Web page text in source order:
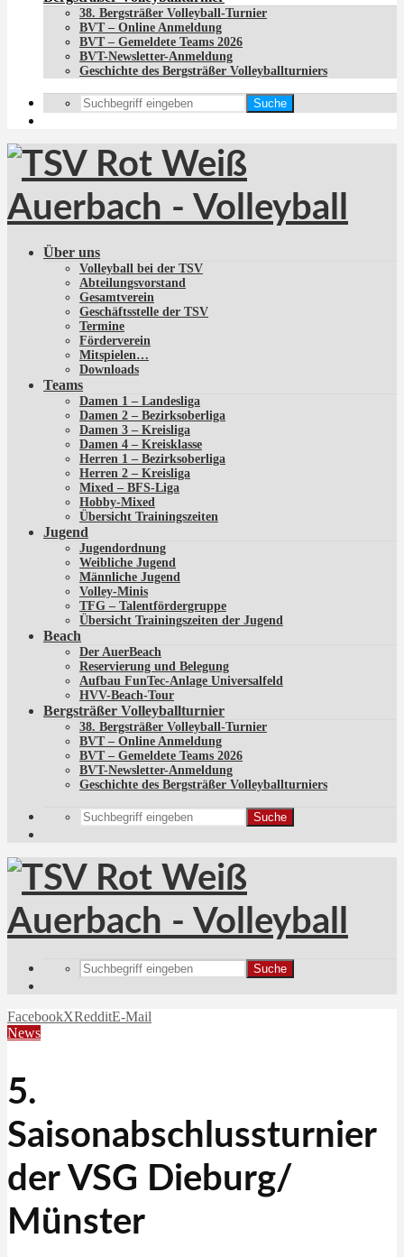
38. Bergsträßer Volleyball-Turnier
BVT – Online Anmeldung
BVT – Gemeldete Teams 2026
BVT-Newsletter-Anmeldung
Geschichte des Bergsträßer Volleyballturniers
Suche
Über uns
Volleyball bei der TSV
Abteilungsvorstand
Gesamtverein
Geschäftsstelle der TSV
Termine
Förderverein
Mitspielen…
Downloads
Teams
Damen 1 – Landesliga
Damen 2 – Bezirksoberliga
Damen 3 – Kreisliga
Damen 4 – Kreisklasse
Herren 1 – Bezirksoberliga
Herren 2 – Kreisliga
Mixed – BFS-Liga
Hobby-Mixed
Übersicht Trainingszeiten
Jugend
Jugendordnung
Weibliche Jugend
Männliche Jugend
Volley-Minis
TFG – Talentfördergruppe
Übersicht Trainingszeiten der Jugend
Beach
Der AuerBeach
Reservierung und Belegung
Aufbau FunTec-Anlage Universalfeld
HVV-Beach-Tour
Bergsträßer Volleyballturnier
38. Bergsträßer Volleyball-Turnier
BVT – Online Anmeldung
BVT – Gemeldete Teams 2026
BVT-Newsletter-Anmeldung
Geschichte des Bergsträßer Volleyballturniers
Suche
Suche
FacebookXRedditE-Mail
News
5.
Saisonabschlussturnier
der VSG Dieburg/
Münster